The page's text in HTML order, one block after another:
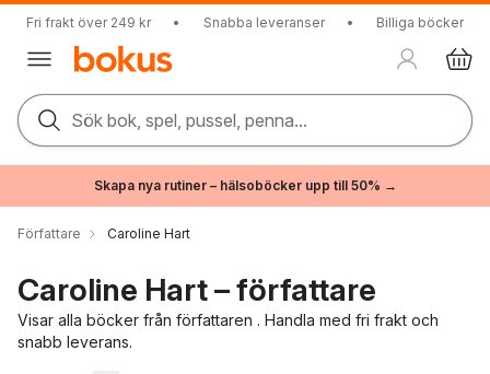
Fri frakt över 249 kr • Snabba leveranser • Billiga böcker
Sök bok, spel, pussel, penna...
Skapa nya rutiner – hälsoböcker upp till 50% →
Författare Caroline Hart
Caroline Hart – författare
Visar alla böcker från författaren . Handla med fri frakt och
snabb leverans.